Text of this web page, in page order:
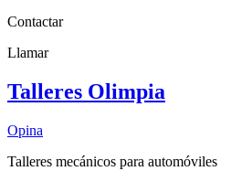
Contactar
Llamar
Talleres Olimpia
Opina
Talleres mecánicos para automóviles